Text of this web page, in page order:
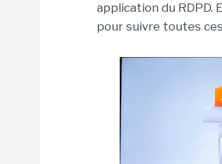
application du RDPD.
pour suivre toutes